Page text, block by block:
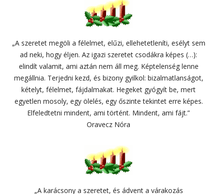
„A szeretet megöli a félelmet, elűzi, ellehetetleníti, esélyt sem
ad neki, hogy éljen. Az igazi szeretet csodákra képes (…):
elindít valamit, ami aztán nem áll meg. Képtelenség lenne
megállnia. Terjedni kezd, és bizony gyilkol: bizalmatlanságot,
kételyt, félelmet, fájdalmakat. Hegeket gyógyít be, mert
egyetlen mosoly, egy ölelés, egy őszinte tekintet erre képes.
Elfeledtetni mindent, ami történt. Mindent, ami fájt.”
Oravecz Nóra
„A karácsony a szeretet, és ádvent a várakozás